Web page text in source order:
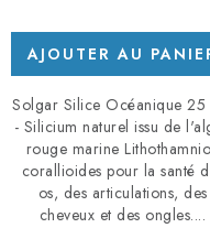
AJOUTER AU
Solgar Silice Océanique 25
- Silicium naturel issu de
rouge marine
corallioides pour la santé
os, des articulations, des
cheveux et des ongles....